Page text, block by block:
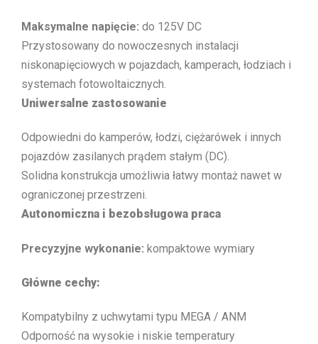
Maksymalne napięcie: do 125V DC
Przystosowany do nowoczesnych instalacji
niskonapięciowych w pojazdach, kamperach, łodziach i
systemach fotowoltaicznych.
Uniwersalne zastosowanie
Odpowiedni do kamperów, łodzi, ciężarówek i innych
pojazdów zasilanych prądem stałym (DC).
Solidna konstrukcja umożliwia łatwy montaż nawet w
ograniczonej przestrzeni.
Autonomiczna i bezobsługowa praca
Precyzyjne wykonanie: kompaktowe wymiary
Główne cechy:
Kompatybilny z uchwytami typu MEGA / ANM
Odporność na wysokie i niskie temperatury